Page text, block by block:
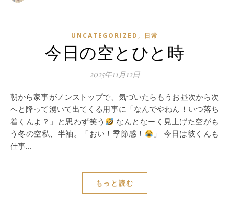
UNCATEGORIZED , 日常
今日の空とひと時
2025年11月12日
朝から家事がノンストップで、気づいたらもうお昼次から次
へと降って湧いて出てくる用事に「なんでやねん！いつ落ち
着くんよ？」と思わず笑う
なんとなーく見上げた空がも
う冬の空私、半袖。「おい！季節感！
」 今日は彼くんも
仕事…
もっと読む